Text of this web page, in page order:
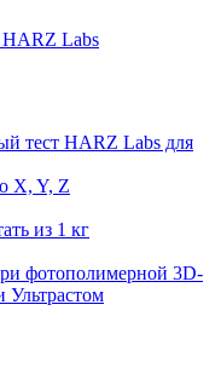
HARZ Labs
тест HARZ Labs для
X, Y, Z
из 1 кг
фотополимерной 3D-
Ультрастом